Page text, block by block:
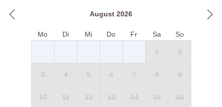
August 2026
Mo Di Mi Do Fr Sa So
1 2
3 4 5 6 7 8 9
10 11 12 13 14 15 16